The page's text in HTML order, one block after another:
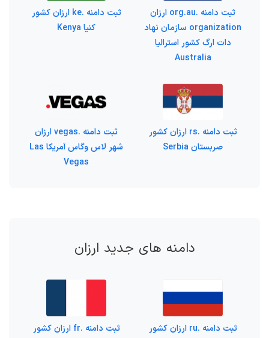
ثبت دامنه .org.au ارزان
organization سازمان نهاد
دات ارگ کشور استرالیا
Australia
ثبت دامنه .ke ارزان کشور
کنیا Kenya
ثبت دامنه .rs ارزان کشور
صربستان Serbia
ثبت دامنه .vegas ارزان
شهر لاس وگاس آمریکا Las
Vegas
دامنه های جدید ارزان
ثبت دامنه .ru ارزان کشور
ثبت دامنه .fr ارزان کشور